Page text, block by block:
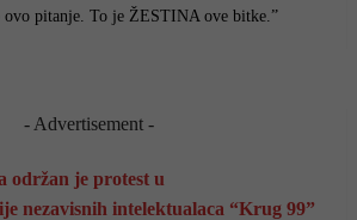
pitanje. To je ŽESTINA ove bitke.”
- Advertisement -
održan je protest u
nezavisnih intelektualaca “Krug 99”